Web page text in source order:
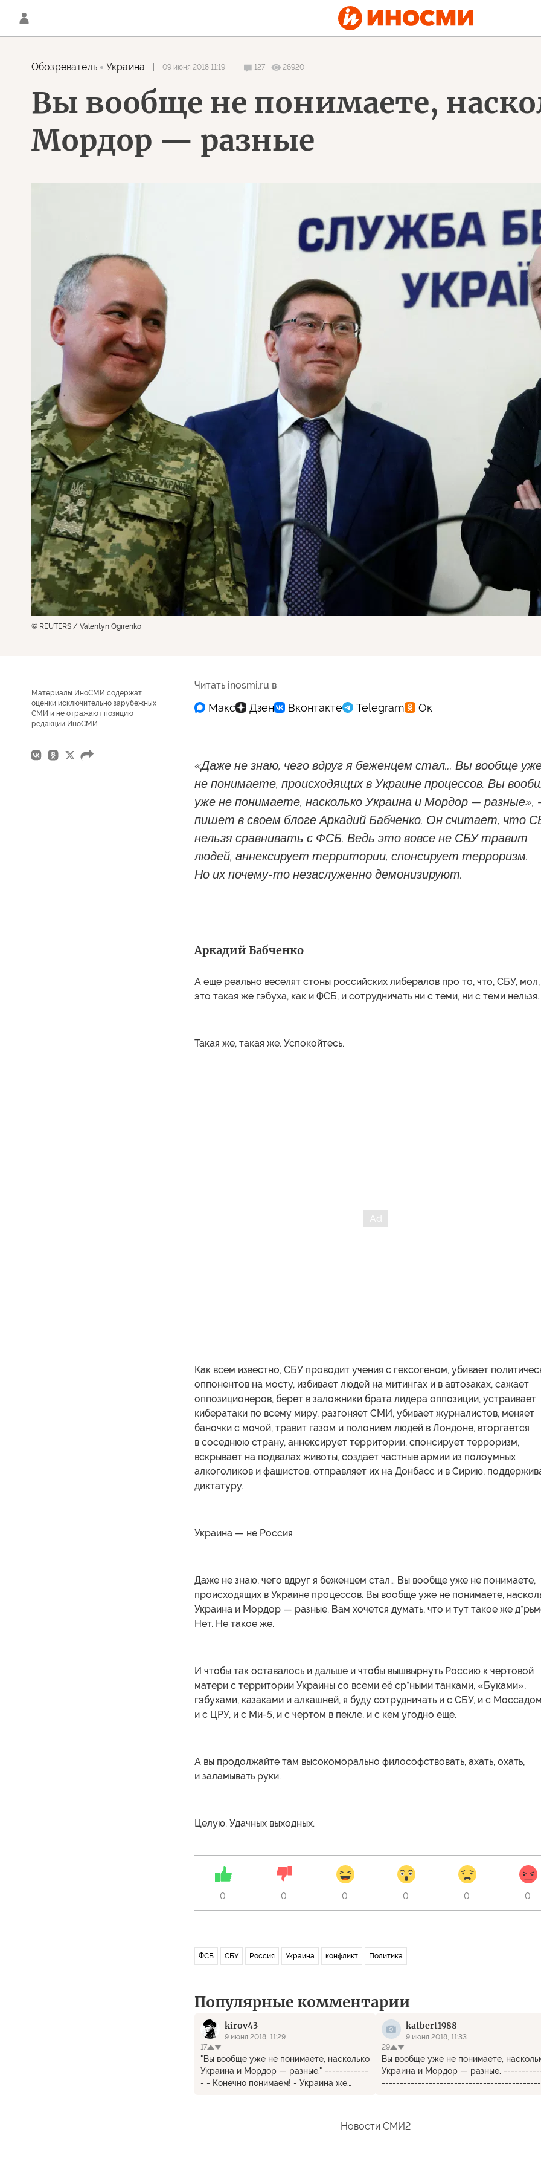
Обозреватель Украина 09 июня 2018 11:19 127 26920
Вы вообще не понимаете,
Мордор — разные
© REUTERS / Valentyn Ogirenko
Материалы ИноСМИ содержат
оценки исключительно зарубежных
СМИ и не отражают позицию
редакции ИноСМИ
Читать inosmi.ru в
«Даже не знаю, чего вдруг я беженцем стал... Вы вообще
не понимаете, происходящих в Украине процессов. Вы
уже не понимаете, насколько Украина и Мордор — разные»,
пишет в своем блоге Аркадий Бабченко. Он считает, что
нельзя сравнивать с ФСБ. Ведь это вовсе не СБУ травит
людей, аннексирует территории, спонсирует терроризм.
Но их почему-то незаслуженно демонизируют.
Аркадий Бабченко
А еще реально веселят стоны российских либералов про то, что, СБУ, мол,
это такая же гэбуха, как и ФСБ, и сотрудничать ни с теми, ни с теми нельзя.
Такая же, такая же. Успокойтесь.
Как всем известно, СБУ проводит учения с гексогеном, убивает
оппонентов на мосту, избивает людей на митингах и в автозаках, сажает
оппозиционеров, берет в заложники брата лидера оппозиции, устраивает
кибератаки по всему миру, разгоняет СМИ, убивает журналистов, меняет
баночки с мочой, травит газом и полонием людей в Лондоне, вторгается
в соседнюю страну, аннексирует территории, спонсирует терроризм,
вскрывает на подвалах животы, создает частные армии из полоумных
алкоголиков и фашистов, отправляет их на Донбасс и в Сирию,
диктатуру.
Украина — не Россия
Даже не знаю, чего вдруг я беженцем стал… Вы вообще уже не понимаете,
происходящих в Украине процессов. Вы вообще уже не понимаете,
Украина и Мордор — разные. Вам хочется думать, что и тут такое же
Нет. Не такое же.
И чтобы так оставалось и дальше и чтобы вышвырнуть Россию к чертовой
матери с территории Украины со всеми её ср*ными танками, «Буками»,
гэбухами, казаками и алкашней, я буду сотрудничать и с СБУ, и с
и с ЦРУ, и с Ми-5, и с чертом в пекле, и с кем угодно еще.
А вы продолжайте там высокоморально философствовать, ахать, охать,
и заламывать руки.
Целую. Удачных выходных.
0 0 0 0 0 0
ФСБ СБУ Россия Украина конфликт Политика
Популярные комментарии
kirov43
9 июня 2018, 11:29
17
"Вы вообще уже не понимаете, насколько
Украина и Мордор — разные." ------------
- - Конечно понимаем! - Украина же
katbert1988
9 июня 2018, 11:33
29
Вы вообще уже не понимаете,
Украина и Мордор — разные.
Новости СМИ2